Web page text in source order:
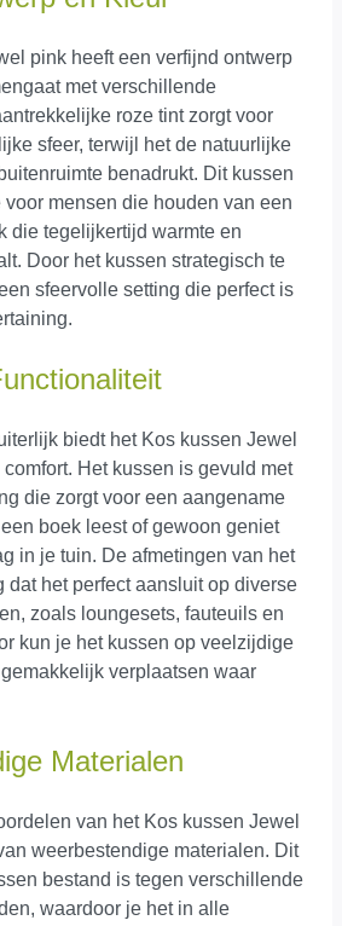
pink heeft een verfijnd ontwerp
met verschillende
roze tint zorgt voor
sfeer, terwijl het de natuurlijke
benadrukt. Dit kussen
mensen die houden van een
die tegelijkertijd warmte en
Door het kussen strategisch te
sfeervolle setting die perfect is
biedt het Kos kussen Jewel
Het kussen is gevuld met
die zorgt voor een aangename
boek leest of gewoon geniet
in je tuin. De afmetingen van het
dat het perfect aansluit op diverse
zoals loungesets, fauteuils en
kun je het kussen op veelzijdige
verplaatsen waar
Materialen
van het Kos kussen Jewel
weerbestendige materialen. Dit
bestand is tegen verschillende
waardoor je het in alle